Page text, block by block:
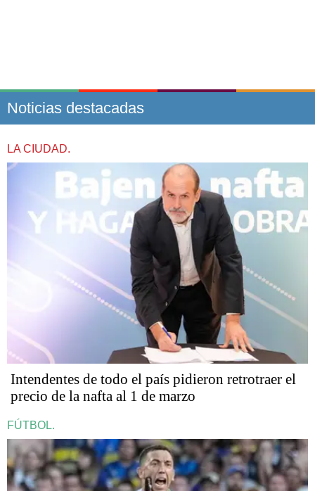
Noticias destacadas
LA CIUDAD.
Intendentes de todo el país pidieron retrotraer el
precio de la nafta al 1 de marzo
FÚTBOL.